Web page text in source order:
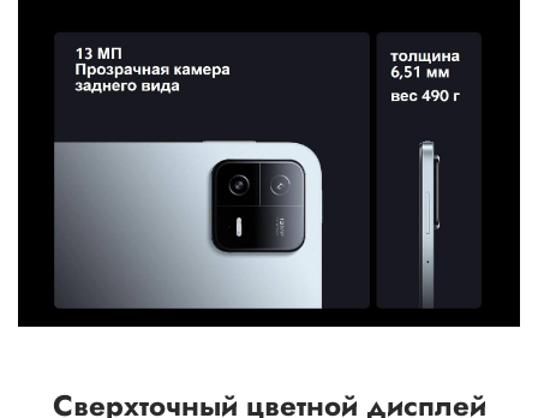
Сверхточный цветной дисплей